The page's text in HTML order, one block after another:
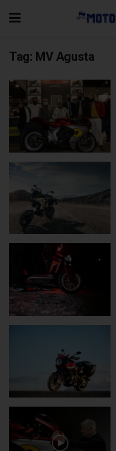
Tag: MV Agusta